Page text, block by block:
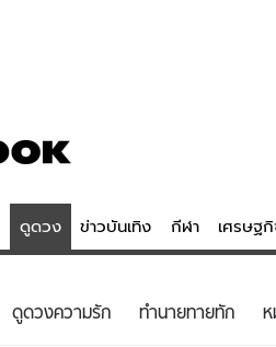
ดูดวง ข่าวบันเทิง กีฬา เศรษฐ
ดูดวง - ตรวจหวย
ดูดวงความรัก ทํานายทายทัก ห